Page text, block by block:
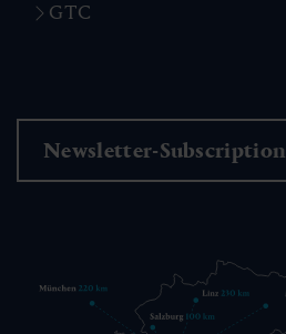
GTC
Newsletter-Subscription